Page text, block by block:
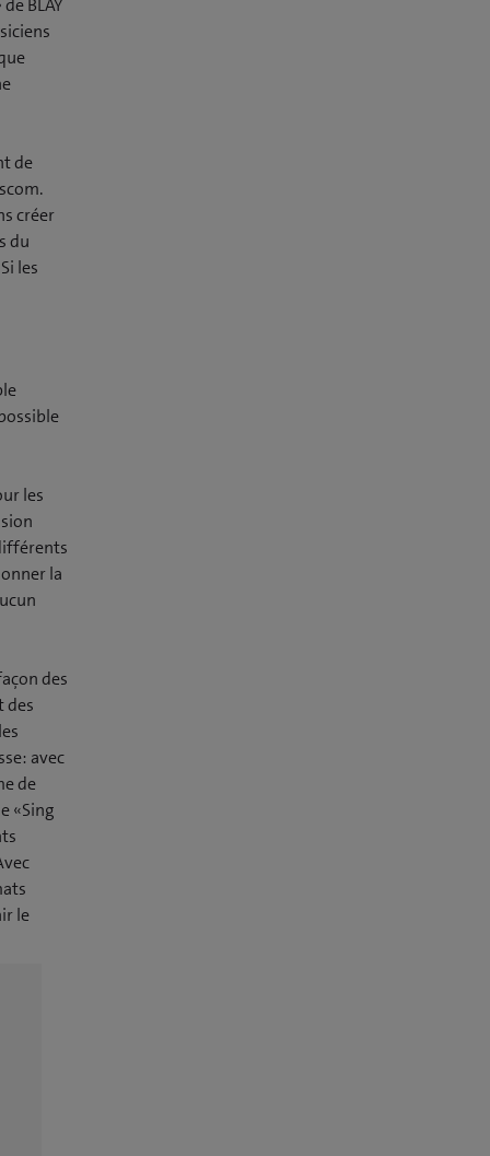
BLAY
de
créer
du
les
les
la
des
des
avec
de
«Sing
le